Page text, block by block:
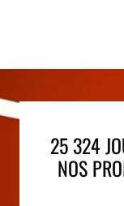
25 324
NOS